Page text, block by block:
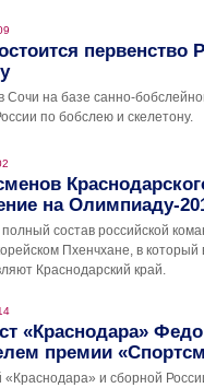
первенство
Сочи на базе санно-
по бобслею и скелетону.
на Олимпиаду-
состав российской
Пхенчхане, в
Краснодарский край.
«Краснодара»
премии
и сборной